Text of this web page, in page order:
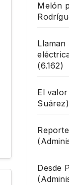
Melón
(6.162)
El
Suárez)
Desde